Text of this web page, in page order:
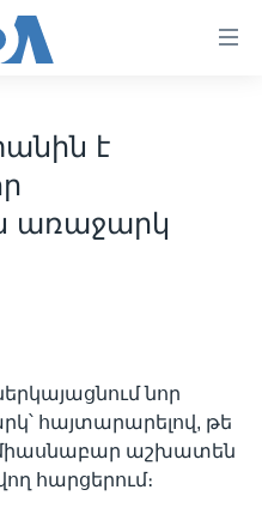
է
առաջարկ
նոր
հայտարարելով, թե
միասնաբար աշխատեն
հարցերում։